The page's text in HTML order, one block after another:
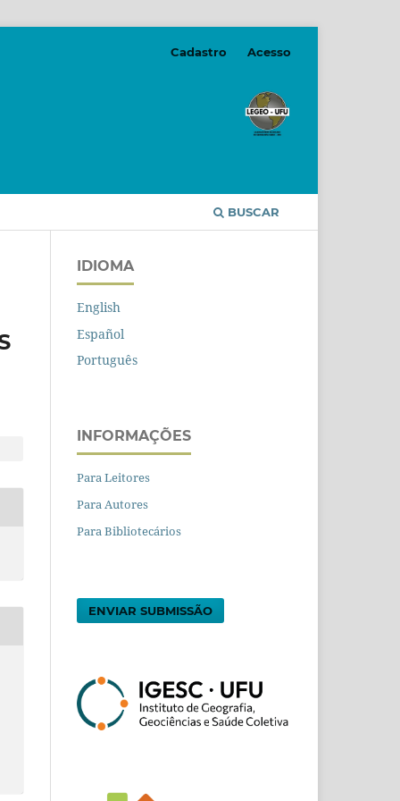
BUSCAR
Cadastro Acesso
IDIOMA
English
Español
Português
INFORMAÇÕES
Para Leitores
Para Autores
Para Bibliotecários
ENVIAR SUBMISSÃO